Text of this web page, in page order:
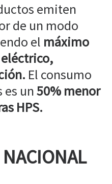
emiten
de un modo
el máximo
El consumo
es un50% menor
HPS.